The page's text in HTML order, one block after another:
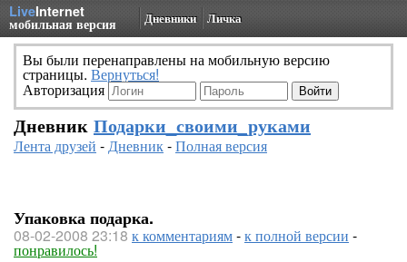
LiveInternet
мобильная версия Дневники Личка
Вы были перенаправлены на мобильную версию
страницы. Вернуться!
Авторизация
Дневник Подарки_своими_руками
Лента друзей -Дневник-Полная версия
Упаковка подарка.
08-02-2008 23:18 к комментариям-к полной версии -
понравилось!